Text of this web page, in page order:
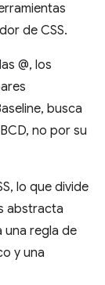
de CSS.
@, los
busca
no por su
lo que divide
abstracta
una regla de
y una